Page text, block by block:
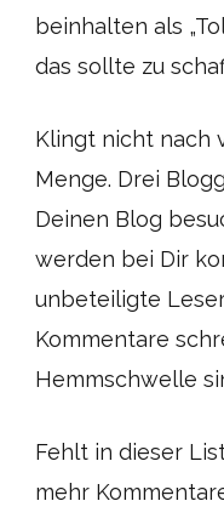
beinhalten als
das sollte zu
Klingt nicht nach
Menge. Drei
Deinen Blog
werden bei Dir
unbeteiligte
Kommentare
Hemmschwelle
Fehlt in dieser
mehr